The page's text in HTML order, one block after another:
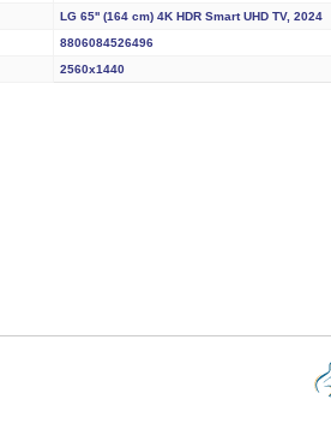
LG 65'' (164 cm) 4K HDR Smart UHD TV, 2024
8806084526496
2560x1440